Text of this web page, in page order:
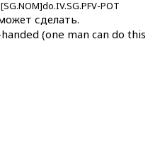
do.IV.SG.PFV-POT
сделать.
(one man can do this